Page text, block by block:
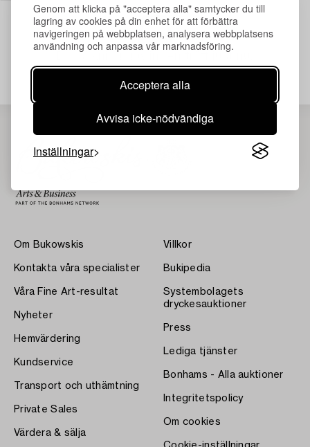
Genom att klicka på "acceptera alla" samtycker du till
lagring av cookies på din enhet för att förbättra
navigeringen på webbplatsen, analysera webbplatsens
användning och anpassa vår marknadsföring.
Acceptera alla
Avvisa icke-nödvändiga
Inställningar
Din sökning gav ingen träff just nu.
Om Bukowskis
Kontakta våra specialister
Våra Fine Art-resultat
Nyheter
Hemvärdering
Kundservice
Transport och uthämtning
Private Sales
Värdera & sälja
Villkor
Bukipedia
Systembolagets
dryckesauktioner
Press
Lediga tjänster
Bonhams - Alla auktioner
Integritetspolicy
Om cookies